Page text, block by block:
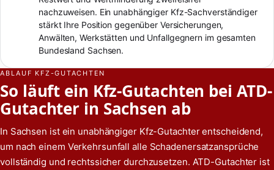
nachzuweisen. Ein unabhängiger Kfz-Sachverständiger
stärkt Ihre Position gegenüber Versicherungen,
Anwälten, Werkstätten und Unfallgegnern im gesamten
Bundesland Sachsen.
ABLAUF KFZ-GUTACHTEN
So läuft ein Kfz-Gutachten bei ATD-
Gutachter in Sachsen ab
In Sachsen ist ein unabhängiger Kfz-Gutachter entscheidend,
um nach einem Verkehrsunfall alle Schadenersatzansprüche
vollständig und rechtssicher durchzusetzen. ATD-Gutachter ist